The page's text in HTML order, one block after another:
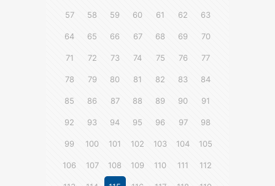
57 58 59 60 61 62 63
64 65 66 67 68 69 70
71 72 73 74 75 76 77
78 79 80 81 82 83 84
85 86 87 88 89 90 91
92 93 94 95 96 97 98
99 100 101 102 103 104 105
106 107 108 109 110 111 112